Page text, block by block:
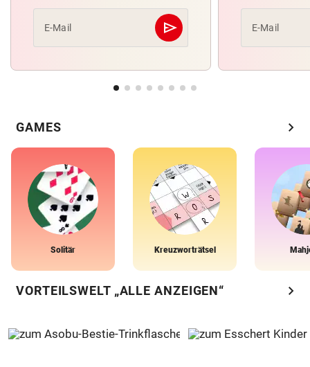
E-Mail send
Abschicken E-Mail
GAMES chevron_right
Solitär Kreuzworträtsel
VORTEILSWELT „ALLE ANZEIGEN“ chevron_right